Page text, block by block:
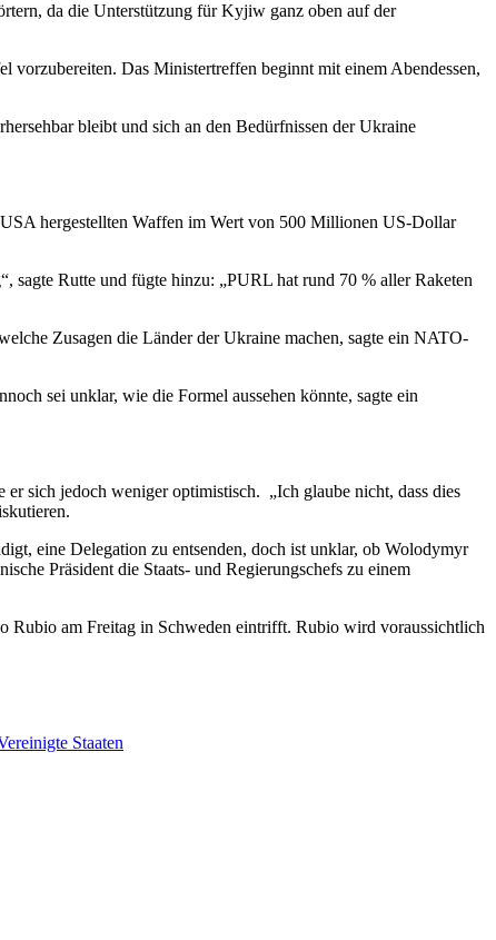
da die Unterstützung für Kyjiw ganz oben auf der
vorzubereiten. Das Ministertreffen beginnt mit einem Abendessen,
bleibt und sich an den Bedürfnissen der Ukraine
hergestellten Waffen im Wert von 500 Millionen US-Dollar
sagte Rutte und fügte hinzu: „PURL hat rund 70 % aller Raketen
Zusagen die Länder der Ukraine machen, sagte ein NATO-
sei unklar, wie die Formel aussehen könnte, sagte ein
er sich jedoch weniger optimistisch. „Ich glaube nicht, dass dies
eine Delegation zu entsenden, doch ist unklar, ob Wolodymyr
Präsident die Staats- und Regierungschefs zu einem
Rubio am Freitag in Schweden eintrifft. Rubio wird voraussichtlich
Staaten